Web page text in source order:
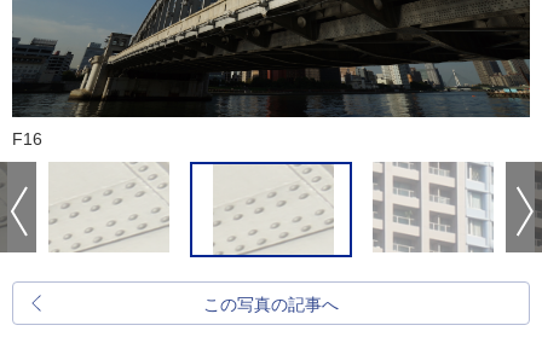
F16
この写真の記事へ